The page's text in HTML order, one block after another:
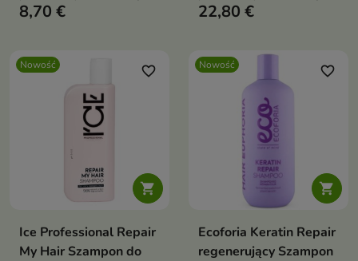
pielęgnacji włosów suchych,
8,70 €
pielęgnacji włosów suchych,
22,80 €
Nowość

favorite_border
Ice Professional Repair
My Hair Szampon do
Nowość

favorite_border
Ecoforia Keratin Repair
regenerujący Szampon